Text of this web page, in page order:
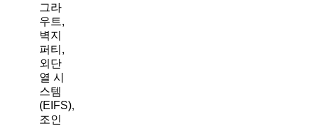
그라
우트,
벽지
퍼티,
외단
열 시
스템
(EIFS),
조인